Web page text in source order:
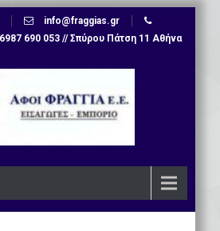
info@fraggias.gr
690 053 // Σπύρου Πάτση 11 Αθήνα